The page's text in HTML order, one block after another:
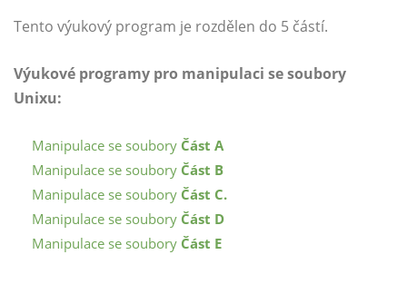
Tento výukový program je rozdělen do 5 částí.
Výukové programy pro manipulaci se soubory
Unixu:
Manipulace se soubory Část A
Manipulace se soubory Část B
Manipulace se soubory Část C.
Manipulace se soubory Část D
Manipulace se soubory Část E